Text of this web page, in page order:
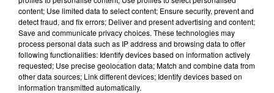
Centre aquatique communautaire de l’Allochon: 21 avenue
Fernand Tribot, 86 500 Montmorillon
Autres
Baignade de l’îlot Tison: Chemin de Tison, 86 000 Poitiers
content; Use limited data to select content; Ensure security, prevent and
detect fraud, and fix errors; Deliver and present advertising and content;
Save and communicate privacy choices. These technologies may
process personal data such as IP address and browsing data to offer
following functionalities: Identify devices based on information actively
requested; Use precise geolocation data; Match and combine data from
other data sources; Link different devices; Identify devices based on
information transmitted automatically.